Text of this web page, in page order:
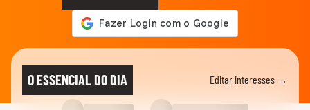
O ESSENCIAL DO DIA Editar interesses →